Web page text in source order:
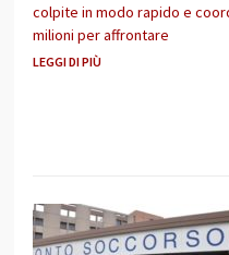
colpite in modo rapido e
milioni per affrontare
LEGGI DI PIÙ